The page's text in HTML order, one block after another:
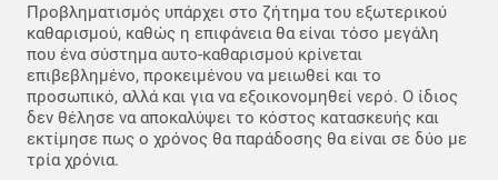
Προβληματισμός υπάρχει στο ζήτημα του εξωτερικού
καθαρισμού, καθώς η επιφάνεια θα είναι τόσο μεγάλη
που ένα σύστημα αυτο-καθαρισμού κρίνεται
επιβεβλημένο, προκειμένου να μειωθεί και το
προσωπικό, αλλά και για να εξοικονομηθεί νερό. Ο ίδιος
δεν θέλησε να αποκαλύψει το κόστος κατασκευής και
εκτίμησε πως ο χρόνος θα παράδοσης θα είναι σε δύο με
τρία χρόνια.